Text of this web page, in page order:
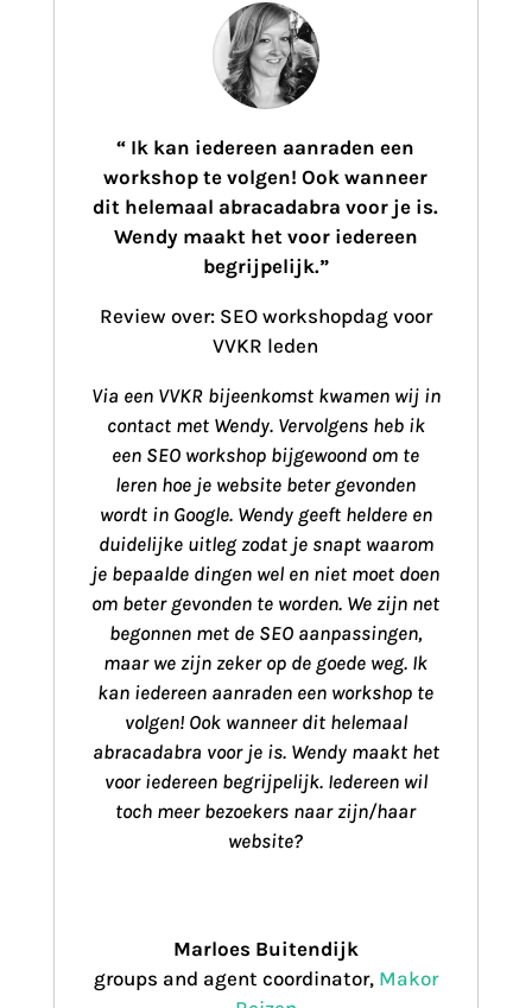
“ Ik kan iedereen aanraden een
workshop te volgen! Ook wanneer
dit helemaal abracadabra voor je is.
Wendy maakt het voor iedereen
begrijpelijk.”
Review over: SEO workshopdag voor
VVKR leden
Via een VVKR bijeenkomst kwamen wij in
contact met Wendy. Vervolgens heb ik
een SEO workshop bijgewoond om te
leren hoe je website beter gevonden
wordt in Google. Wendy geeft heldere en
duidelijke uitleg zodat je snapt waarom
je bepaalde dingen wel en niet moet doen
om beter gevonden te worden. We zijn net
begonnen met de SEO aanpassingen,
maar we zijn zeker op de goede weg. Ik
kan iedereen aanraden een workshop te
volgen! Ook wanneer dit helemaal
abracadabra voor je is. Wendy maakt het
voor iedereen begrijpelijk. Iedereen wil
toch meer bezoekers naar zijn/haar
website?
Marloes Buitendijk
groups and agent coordinator, Makor